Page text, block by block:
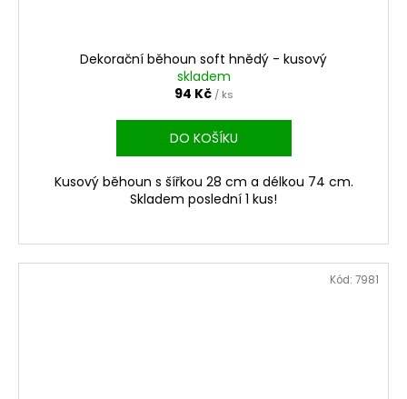
Dekorační běhoun soft hnědý - kusový
skladem
94 Kč / ks
DO KOŠÍKU
Kusový běhoun s šířkou 28 cm a délkou 74 cm.
Skladem poslední 1 kus!
Kód: 7981